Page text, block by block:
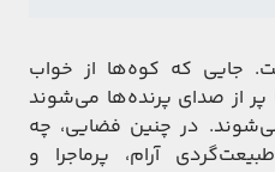
جایی که کوه‌ها از خواب
پر از صدای پرنده‌ها می‌شوند
در چنین فضایی، چه
آرام، پرماجرا و